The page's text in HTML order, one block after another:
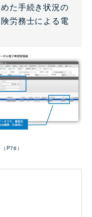
た手続き状況の
労務士による電
P76）